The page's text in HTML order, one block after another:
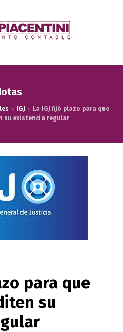
IGJ
La IGJ fijó plazo para que
su existencia regular
para que
su